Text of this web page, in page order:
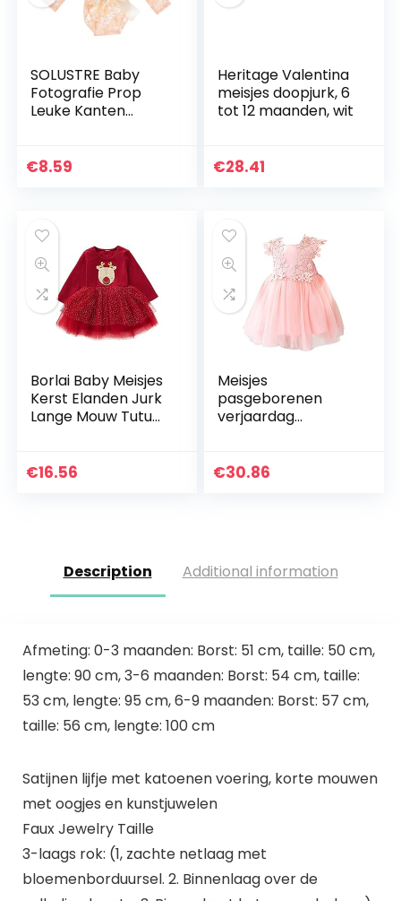
SOLUSTRE Baby
Fotografie Prop
Leuke Kanten
Bloemen Klassieke
€8.59
Heritage Valentina
meisjes doopjurk, 6
tot 12 maanden, wit
€28.41
Borlai Baby Meisjes
Kerst Elanden Jurk
Lange Mouw Tutu
€16.56
Meisjes
pasgeborenen
verjaardag
honderdagen feest
€30.86
Description Additional information
Afmeting: 0-3 maanden: Borst: 51 cm, taille: 50 cm,
lengte: 90 cm, 3-6 maanden: Borst: 54 cm, taille:
53 cm, lengte: 95 cm, 6-9 maanden: Borst: 57 cm,
taille: 56 cm, lengte: 100 cm
Satijnen lijfje met katoenen voering, korte mouwen
met oogjes en kunstjuwelen
Faux Jewelry Taille
3-laags rok: (1, zachte netlaag met
bloemenborduursel. 2. Binnenlaag over de